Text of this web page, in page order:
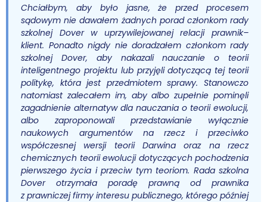
Chciałbym, aby było jasne, że przed procesem
sądowym nie dawałem żadnych porad członkom rady
szkolnej Dover w uprzywilejowanej relacji prawnik–
klient. Ponadto nigdy nie doradzałem członkom rady
szkolnej Dover, aby nakazali nauczanie o teorii
inteligentnego projektu lub przyjęli dotyczącą tej teorii
politykę, która jest przedmiotem sprawy. Stanowczo
natomiast zalecałem im, aby albo zupełnie pominęli
zagadnienie alternatyw dla nauczania o teorii ewolucji,
albo zaproponowali przedstawianie wyłącznie
naukowych argumentów na rzecz i przeciwko
współczesnej wersji teorii Darwina oraz na rzecz
chemicznych teorii ewolucji dotyczących pochodzenia
pierwszego życia i przeciw tym teoriom. Rada szkolna
Dover otrzymała poradę prawną od prawnika
z prawniczej firmy interesu publicznego, którego później